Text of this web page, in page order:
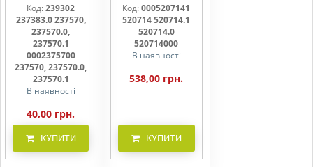
237570.1
Код:239302
237383.0 237570,
237570.0,
237570.1
0002375700
237570, 237570.0,
237570.1
В наявності
40,00 грн.
КУПИТИ
прижим коси
520714, 520714.0
Код: 0005207141
520714 520714.1
520714.0
520714000
В наявності
538,00 грн.
КУПИТИ